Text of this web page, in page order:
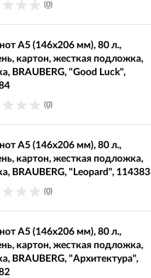
(0)
А5 (146х206 мм), 80 л.,
картон, жесткая подложка,
BRAUBERG, "Good Luck",
(0)
А5 (146х206 мм), 80 л.,
картон, жесткая подложка,
BRAUBERG, "Leopard", 114383
(0)
А5 (146х206 мм), 80 л.,
картон, жесткая подложка,
BRAUBERG, "Архитектура",